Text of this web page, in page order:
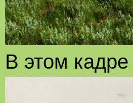
В этом